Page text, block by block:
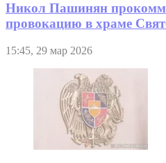
Никол Пашинян
провокацию в храме
15:45, 29 мар 2026